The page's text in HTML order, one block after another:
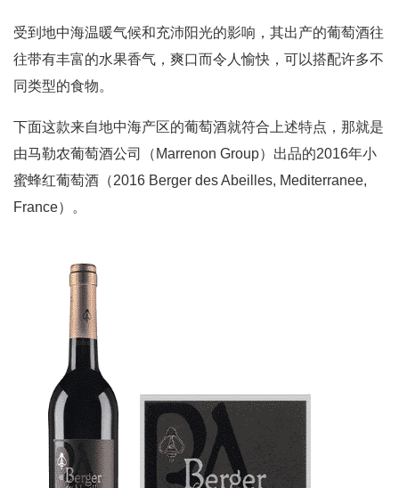
受到地中海温暖气候和充沛阳光的影响，其出产的葡萄酒往
往带有丰富的水果香气，爽口而令人愉快，可以搭配许多不
同类型的食物。
下面这款来自地中海产区的葡萄酒就符合上述特点，那就是
由马勒农葡萄酒公司（Marrenon Group）出品的2016年小
蜜蜂红葡萄酒（2016 Berger des Abeilles, Mediterranee,
France）。